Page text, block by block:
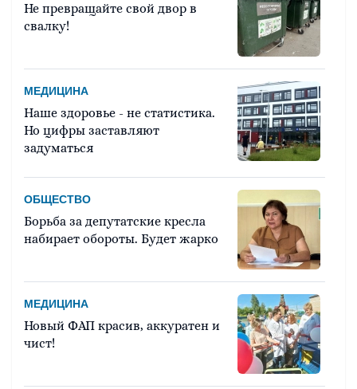
Не превращайте свой двор в
свалку!
МЕДИЦИНА
Наше здоровье - не статистика.
Но цифры заставляют
задуматься
ОБЩЕСТВО
Борьба за депутатские кресла
набирает обороты. Будет жарко
МЕДИЦИНА
Новый ФАП красив, аккуратен и
чист!